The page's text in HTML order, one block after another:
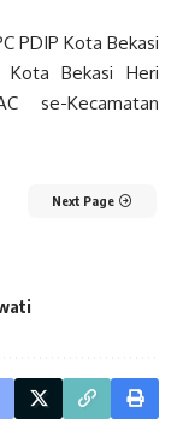
PDIP Kota Bekasi
Bekasi Heri
se-Kecamatan
Next Page